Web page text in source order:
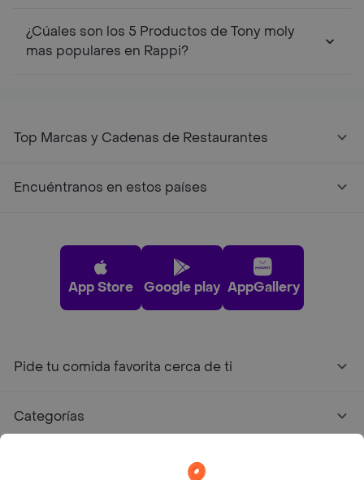
¿Cúales son los 5 Productos de Tony moly
mas populares en Rappi?
Top Marcas y Cadenas de Restaurantes
Encuéntranos en estos países
App Store Google play AppGallery
Pide tu comida favorita cerca de ti
Categorías